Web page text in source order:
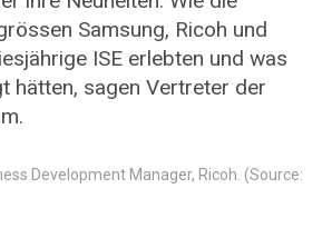
Samsung, Ricoh und
ISE erlebten und was
hätten, sagen Vertreter der
Development Manager, Ricoh. (Source: